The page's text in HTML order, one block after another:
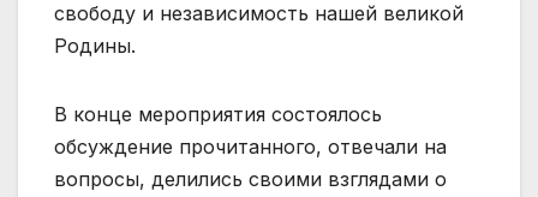
свободу и независимость нашей великой
Родины.
В конце мероприятия состоялось
обсуждение прочитанного, отвечали на
вопросы, делились своими взглядами о